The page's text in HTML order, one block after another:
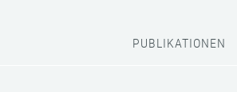
PUBLIKATIONEN